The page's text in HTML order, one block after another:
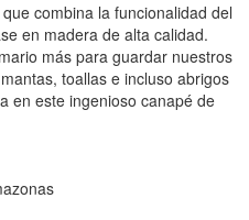
combina la funcionalidad del
en madera de alta calidad.
más para guardar nuestros
toallas e incluso abrigos
en este ingenioso canapé de